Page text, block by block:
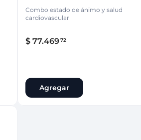
Combo estado de ánimo y salud
cardiovascular
$ 77.46972
Agregar